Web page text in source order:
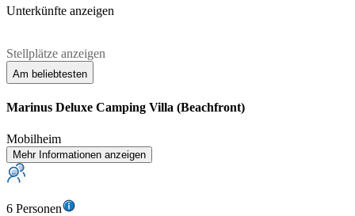
Unterkünfte anzeigen
Stellplätze anzeigen
Am beliebtesten
Marinus Deluxe Camping Villa (Beachfront)
Mobilheim
Mehr Informationen anzeigen
6 Personen